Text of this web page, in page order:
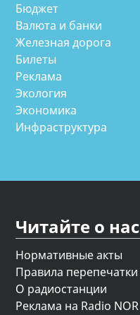
Бюджет
Валюта и банки
Железная дорога
Билеты
Реклама
Экология
Экономика
Инфраструктура
Читайте о нас
Нормативные акты
Правила перепечатки
О радиостанции
Реклама на Radio NOR